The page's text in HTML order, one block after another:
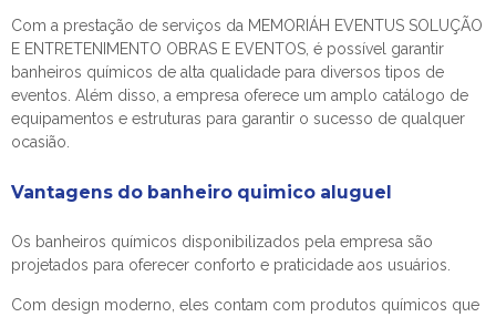
Com a prestação de serviços da MEMORIÁH EVENTUS SOLUÇÃO
E ENTRETENIMENTO OBRAS E EVENTOS, é possível garantir
banheiros químicos de alta qualidade para diversos tipos de
eventos. Além disso, a empresa oferece um amplo catálogo de
equipamentos e estruturas para garantir o sucesso de qualquer
ocasião.
Vantagens do banheiro quimico aluguel
Os banheiros químicos disponibilizados pela empresa são
projetados para oferecer conforto e praticidade aos usuários.
Com design moderno, eles contam com produtos químicos que